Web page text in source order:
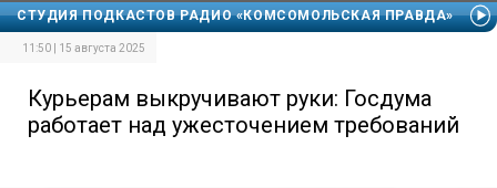
СТУДИЯ ПОДКАСТОВ РАДИО «КОМСОМОЛЬСКАЯ ПРАВДА»
11:50 | 15 августа 2025
Курьерам выкручивают руки: Госдума
работает над ужесточением требований